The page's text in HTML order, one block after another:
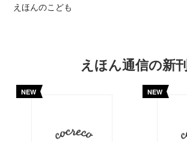
えほんのこども
えほん通信の新
NEW NEW